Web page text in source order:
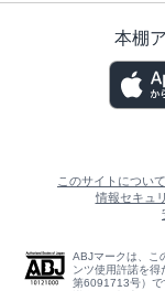
本棚
このサイトについて
情報セキュ
ABJマークは、こ
ンツ使用許諾を得
第6091713号）で